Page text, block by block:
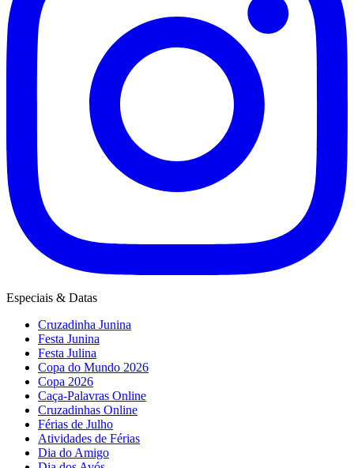
Especiais & Datas
Cruzadinha Junina
Festa Junina
Festa Julina
Copa do Mundo 2026
Copa 2026
Caça-Palavras Online
Cruzadinhas Online
Férias de Julho
Atividades de Férias
Dia do Amigo